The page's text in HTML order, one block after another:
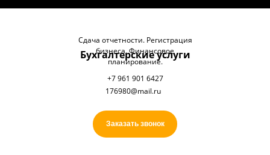
+7 961 901 6427
Сдача отчетности. Регистрация
бизнеса. Финансовое
планирование.
Бухгалтерские услуги
176980@mail.ru
Заказать звонок